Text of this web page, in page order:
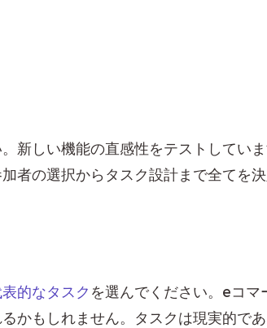
新しい機能の直感性をテストしてい
者の選択からタスク設計まで全てを決
的なタスク を選んでください。eコ
かもしれません。タスクは現実的で